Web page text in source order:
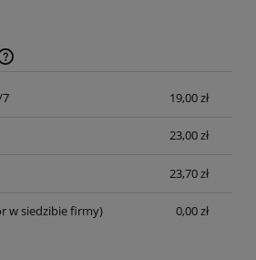
kosztów płatności
19,00 zł
23,00 zł
23,70 zł
w siedzibie firmy) 0,00 zł